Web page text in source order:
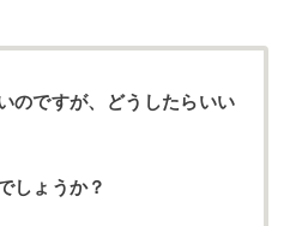
のですが、どうしたらいい
しょうか？